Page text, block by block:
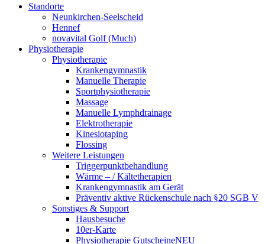
Standorte
Neunkirchen-Seelscheid
Hennef
novavital Golf (Much)
Physiotherapie
Physiotherapie
Krankengymnastik
Manuelle Therapie
Sportphysiotherapie
Massage
Manuelle Lymphdrainage
Elektrotherapie
Kinesiotaping
Flossing
Weitere Leistungen
Triggerpunktbehandlung
Wärme – / Kältetherapien
Krankengymnastik am Gerät
Präventiv aktive Rückenschule nach §20 SGB V
Sonstiges & Support
Hausbesuche
10er-Karte
Physiotherapie GutscheineNEU